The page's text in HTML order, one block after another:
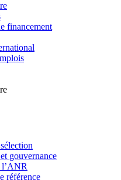
financement
gouvernance
l’ANR
référence